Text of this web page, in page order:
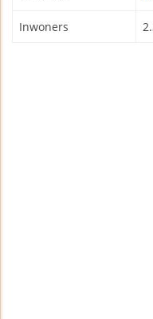
Inwoners